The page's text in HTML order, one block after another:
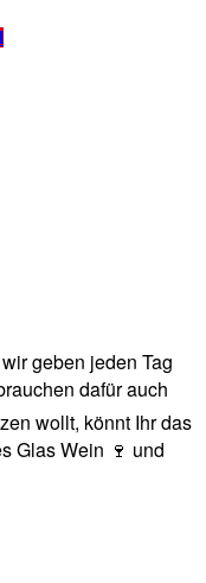
geben jeden Tag
dafür auch
wollt, könnt Ihr das
Glas Wein 🍷 und